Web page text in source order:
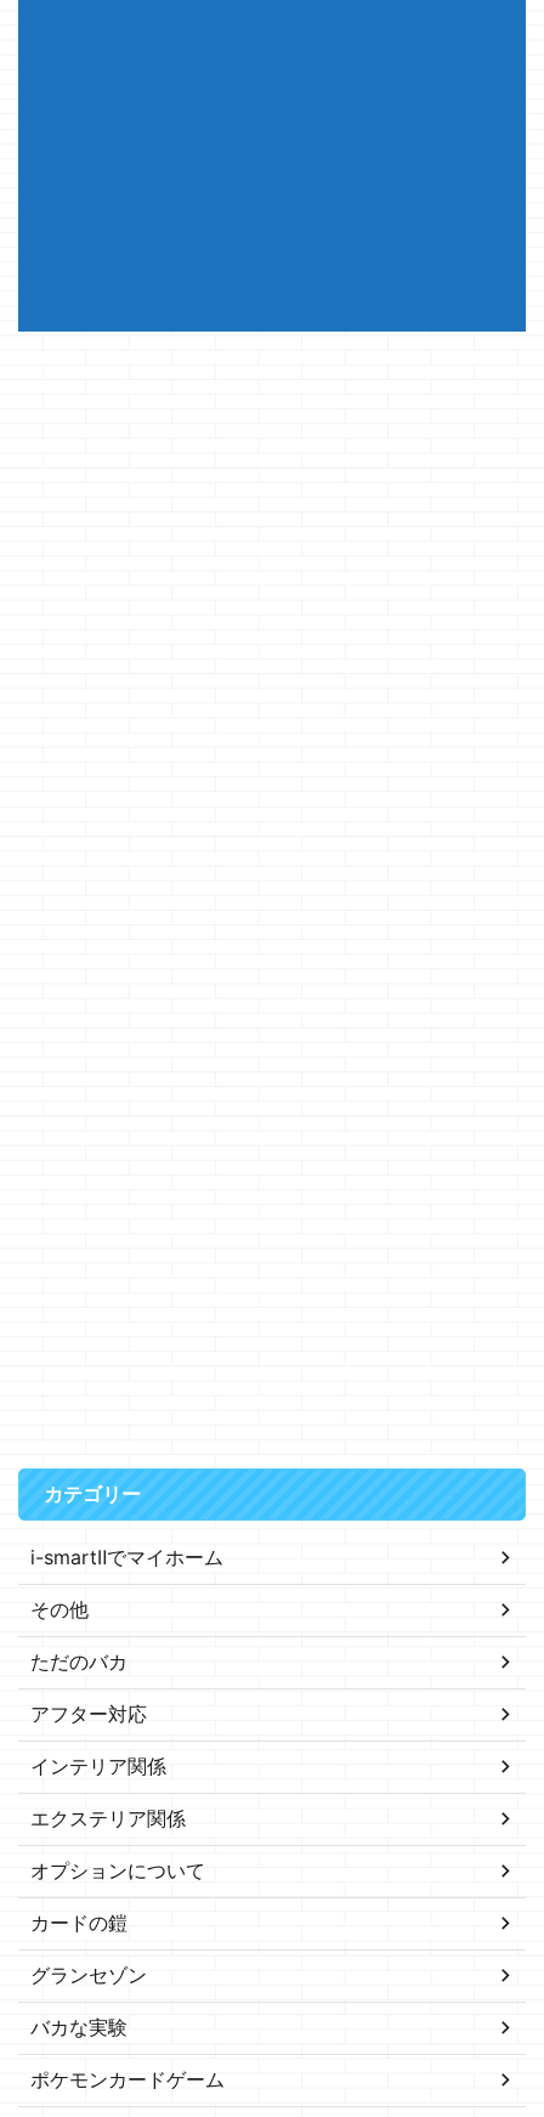
カテゴリー
i-smartⅡでマイホーム
その他
ただのバカ
アフター対応
インテリア関係
エクステリア関係
オプションについて
カードの鎧
グランセゾン
バカな実験
ポケモンカードゲーム